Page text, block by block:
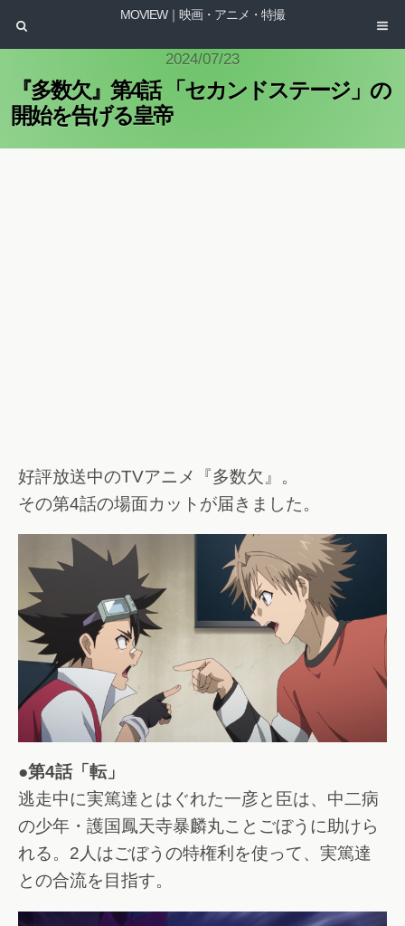
MOVIEW｜映画・アニメ・特撮
2024/07/23
『多数欠』第4話 「セカンドステージ」の
開始を告げる皇帝
好評放送中のTVアニメ『多数欠』。
その第4話の場面カットが届きました。
●第4話「転」
逃走中に実篤達とはぐれた一彦と臣は、中二病
の少年・護国鳳天寺暴麟丸ことごぼうに助けら
れる。2人はごぼうの特権利を使って、実篤達
との合流を目指す。